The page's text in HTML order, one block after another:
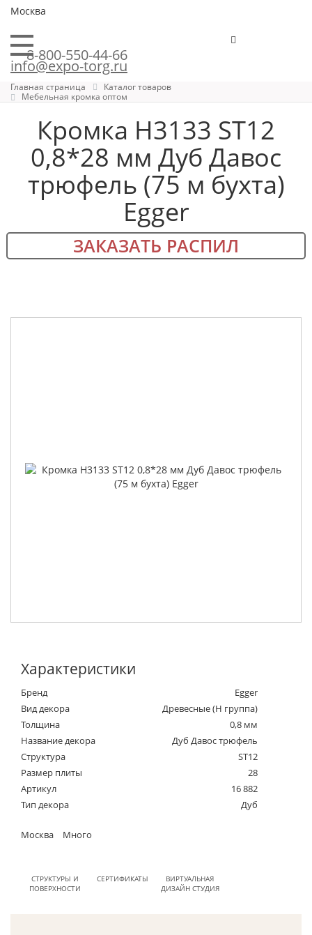
Москва
8-800-550-44-66
info@expo-torg.ru
Главная страница
Каталог товаров
Мебельная кромка оптом
Кромка H3133 ST12
0,8*28 мм Дуб Давос
трюфель (75 м бухта)
Egger
ЗАКАЗАТЬ РАСПИЛ
Характеристики
Бренд
Egger
Вид декора
Древесные (Н группа)
Толщина
0,8 мм
Название декора
Дуб Давос трюфель
Структура
ST12
Размер плиты
28
Артикул
16 882
Тип декора
Дуб
Москва Много
СТРУКТУРЫ И
ПОВЕРХНОСТИ
СЕРТИФИКАТЫ
ВИРТУАЛЬНАЯ
ДИЗАЙН СТУДИЯ